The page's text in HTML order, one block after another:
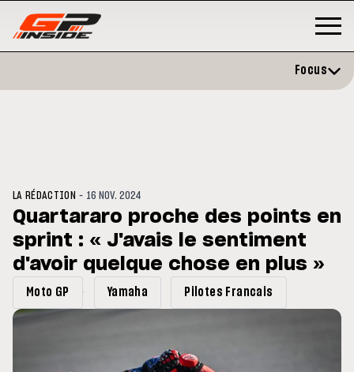
: Horaires et
du GP de Grande-
MOTO GP
Zarco évite l'opération et vise
retour en septembre
Focus
LA RÉDACTION - 16 NOV. 2024
Quartararo proche des points en
sprint : « J'avais le sentiment
d'avoir quelque chose en plus »
Moto GP Yamaha Pilotes Francais